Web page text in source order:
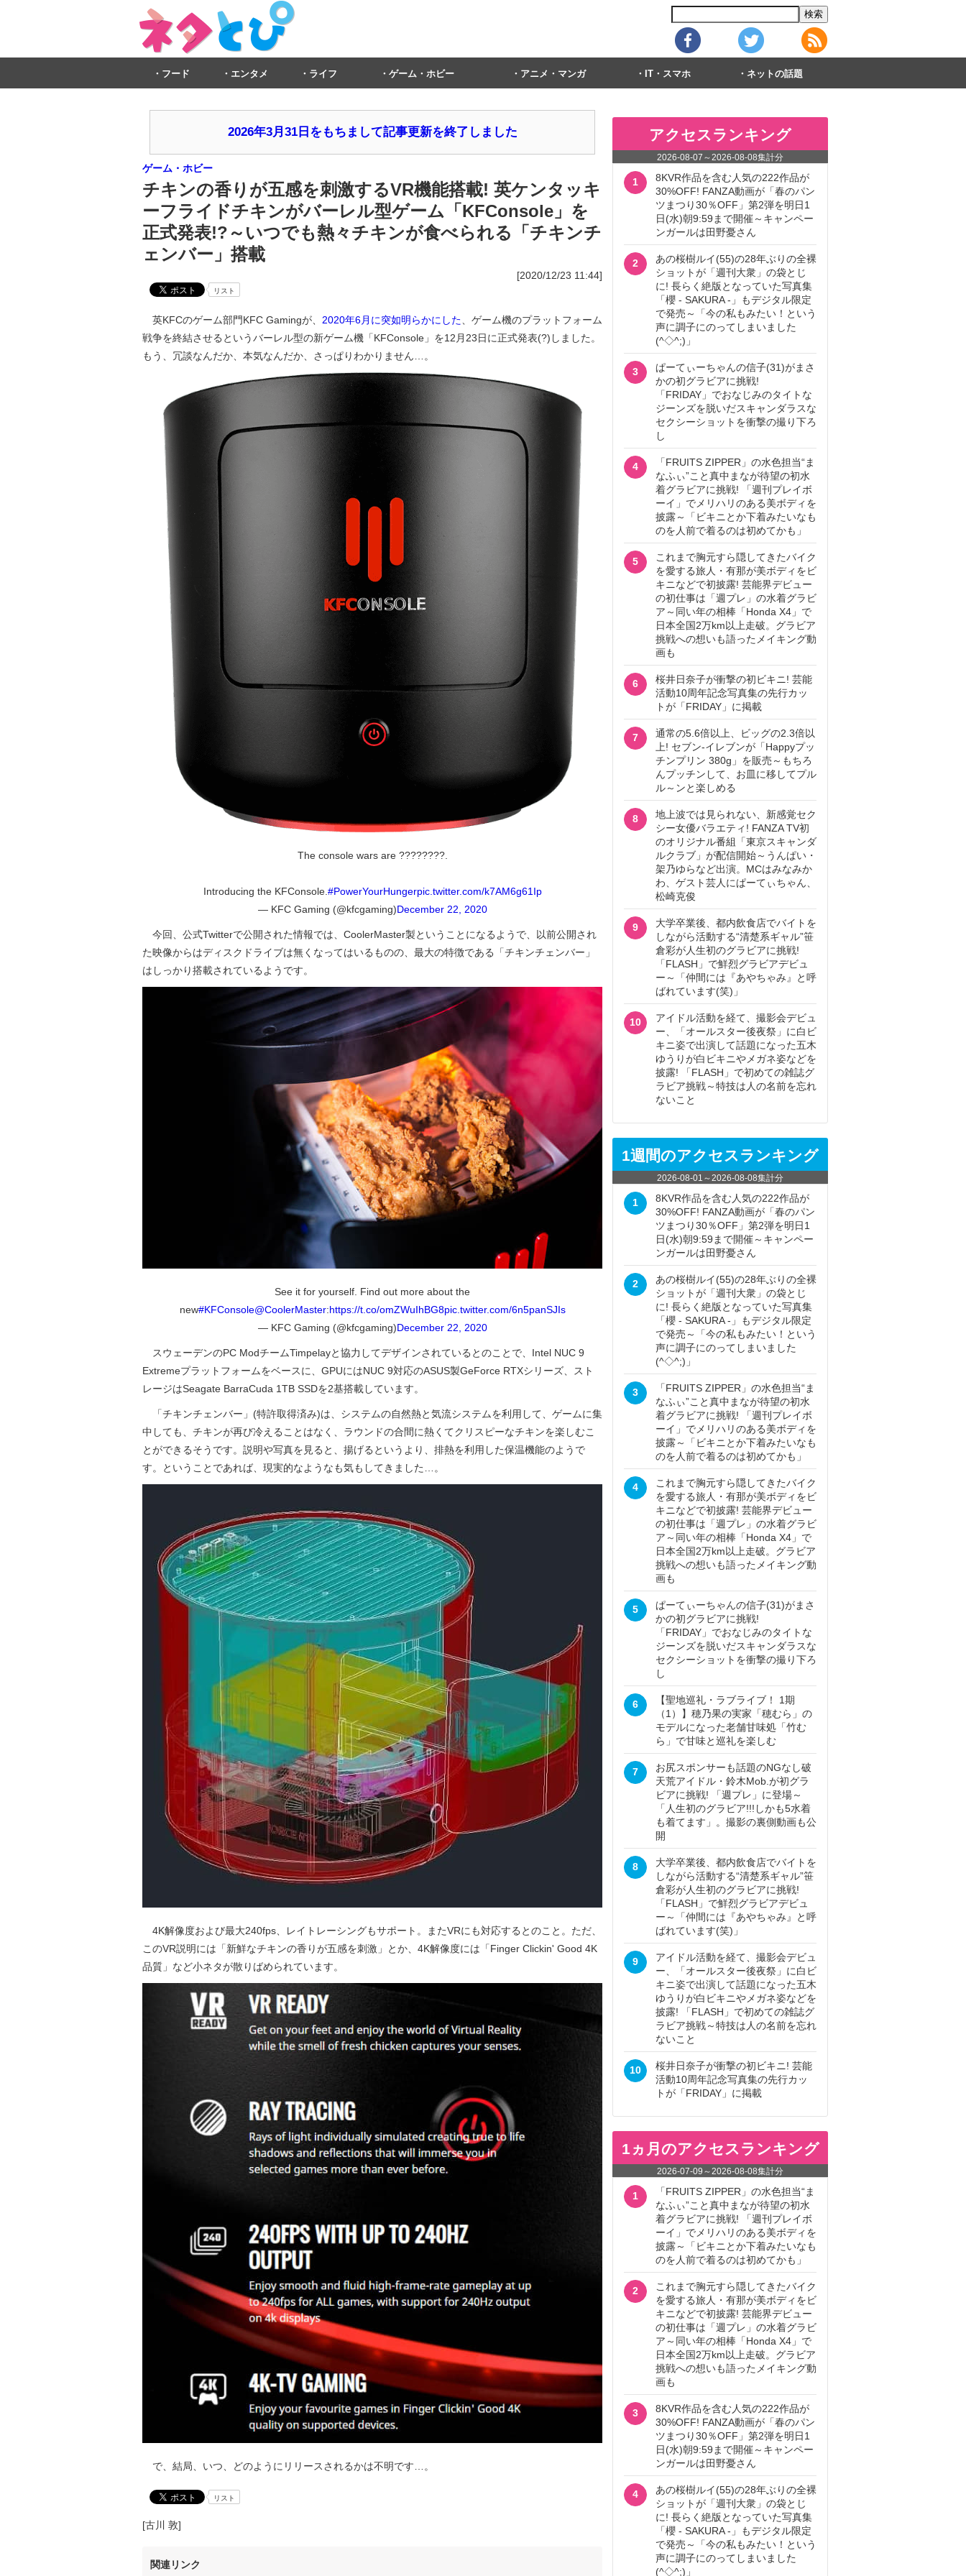
フード エンタメ ライフ ゲーム・ホビー アニメ・マンガ IT・スマホ ネットの話題
2026年3月31日をもちまして記事更新を終了しました
ゲーム・ホビー
チキンの香りが五感を刺激するVR機能搭載! 英ケンタッキ
ーフライドチキンがバーレル型ゲーム「KFConsole」を
正式発表!?～いつでも熱々チキンが食べられる「チキンチ
ェンバー」搭載
[2020/12/23 11:44]
リスト
英KFCのゲーム部門KFC Gamingが、 2020年6月に突如明らかにした 、ゲーム機のプラットフォーム
戦争を終結させるというバーレル型の新ゲーム機「KFConsole」を12月23日に正式発表(?)しました。
もう、冗談なんだか、本気なんだか、さっぱりわかりません…。
The console wars are ????????.
Introducing the KFConsole. #PowerYourHungerpic.twitter.com/k7AM6g61Ip
— KFC Gaming (@kfcgaming)December 22, 2020
今回、公式Twitterで公開された情報では、CoolerMaster製ということになるようで、以前公開され
た映像からはディスクドライブは無くなってはいるものの、最大の特徴である「チキンチェンバー」
はしっかり搭載されているようです。
See it for yourself. Find out more about the
new#KFConsole@CoolerMaster:https://t.co/omZWuIhBG8pic.twitter.com/6n5panSJIs
— KFC Gaming (@kfcgaming)December 22, 2020
スウェーデンのPC ModチームTimpelayと協力してデザインされているとのことで、Intel NUC 9
Extremeプラットフォームをベースに、GPUにはNUC 9対応のASUS製GeForce RTXシリーズ、スト
レージはSeagate BarraCuda 1TB SSDを2基搭載しています。
「チキンチェンバー」(特許取得済み)は、システムの自然熱と気流システムを利用して、ゲームに集
中しても、チキンが再び冷えることはなく、ラウンドの合間に熱くてクリスピーなチキンを楽しむこ
とができるそうです。説明や写真を見ると、揚げるというより、排熱を利用した保温機能のようで
す。ということであれば、現実的なようなも気もしてきました…。
4K解像度および最大240fps、レイトレーシングもサポート。またVRにも対応するとのこと。ただ、
このVR説明には「新鮮なチキンの香りが五感を刺激」とか、4K解像度には「Finger Clickin' Good 4K
品質」など小ネタが散りばめられています。
で、結局、いつ、どのようにリリースされるかは不明です…。
リスト
[古川 敦]
関連リンク
アクセスランキング
2026-08-07 ～2026-08-08集計分
1
8KVR作品を含む人気の222作品が
30%OFF! FANZA動画が「春のパン
ツまつり30％OFF」第2弾を明日1
日(水)朝9:59まで開催～キャンペー
ンガールは田野憂さん
2
あの桜樹ルイ(55)の28年ぶりの全裸
ショットが「週刊大衆」の袋とじ
に! 長らく絶版となっていた写真集
「櫻 - SAKURA -」もデジタル限定
で発売～「今の私もみたい！という
声に調子にのってしまいました
(^◇^;)」
3
ぱーてぃーちゃんの信子(31)がまさ
かの初グラビアに挑戦!
「FRIDAY」でおなじみのタイトな
ジーンズを脱いだスキャンダラスな
セクシーショットを衝撃の撮り下ろ
し
4
「FRUITS ZIPPER」の水色担当“ま
なふぃ”こと真中まなが待望の初水
着グラビアに挑戦! 「週刊プレイボ
ーイ」でメリハリのある美ボディを
披露～「ビキニとか下着みたいなも
のを人前で着るのは初めてかも」
5
これまで胸元すら隠してきたバイク
を愛する旅人・有那が美ボディをビ
キニなどで初披露! 芸能界デビュー
の初仕事は「週プレ」の水着グラビ
ア～同い年の相棒「Honda X4」で
日本全国2万km以上走破。グラビア
挑戦への想いも語ったメイキング動
画も
6
桜井日奈子が衝撃の初ビキニ! 芸能
活動10周年記念写真集の先行カッ
トが「FRIDAY」に掲載
7
通常の5.6倍以上、ビッグの2.3倍以
上! セブン‐イレブンが「Happyプッ
チンプリン 380g」を販売～もちろ
んプッチンして、お皿に移してプル
ル～ンと楽しめる
8
地上波では見られない、新感覚セク
シー女優バラエティ! FANZA TV初
のオリジナル番組「東京スキャンダ
ルクラブ」が配信開始～うんぱい・
架乃ゆらなど出演。MCはみなみか
わ、ゲスト芸人にぱーてぃちゃん、
松崎克俊
9
大学卒業後、都内飲食店でバイトを
しながら活動する“清楚系ギャル”笹
倉彩が人生初のグラビアに挑戦!
「FLASH」で鮮烈グラビアデビュ
ー～「仲間には『あやちゃみ』と呼
ばれています(笑)」
10
アイドル活動を経て、撮影会デビュ
ー、「オールスター後夜祭」に白ビ
キニ姿で出演して話題になった五木
ゆうりが白ビキニやメガネ姿などを
披露! 「FLASH」で初めての雑誌グ
ラビア挑戦～特技は人の名前を忘れ
ないこと
1週間のアクセスランキング
2026-08-01 ～2026-08-08集計分
1
8KVR作品を含む人気の222作品が
30%OFF! FANZA動画が「春のパン
ツまつり30％OFF」第2弾を明日1
日(水)朝9:59まで開催～キャンペー
ンガールは田野憂さん
2
あの桜樹ルイ(55)の28年ぶりの全裸
ショットが「週刊大衆」の袋とじ
に! 長らく絶版となっていた写真集
「櫻 - SAKURA -」もデジタル限定
で発売～「今の私もみたい！という
声に調子にのってしまいました
(^◇^;)」
3
「FRUITS ZIPPER」の水色担当“ま
なふぃ”こと真中まなが待望の初水
着グラビアに挑戦! 「週刊プレイボ
ーイ」でメリハリのある美ボディを
披露～「ビキニとか下着みたいなも
のを人前で着るのは初めてかも」
4
これまで胸元すら隠してきたバイク
を愛する旅人・有那が美ボディをビ
キニなどで初披露! 芸能界デビュー
の初仕事は「週プレ」の水着グラビ
ア～同い年の相棒「Honda X4」で
日本全国2万km以上走破。グラビア
挑戦への想いも語ったメイキング動
画も
5
ぱーてぃーちゃんの信子(31)がまさ
かの初グラビアに挑戦!
「FRIDAY」でおなじみのタイトな
ジーンズを脱いだスキャンダラスな
セクシーショットを衝撃の撮り下ろ
し
6
【聖地巡礼・ラブライブ！ 1期
（1）】穂乃果の実家「穂むら」の
モデルになった老舗甘味処「竹む
ら」で甘味と巡礼を楽しむ
7
お尻スポンサーも話題のNGなし破
天荒アイドル・鈴木Mob.が初グラ
ビアに挑戦! 「週プレ」に登場～
「人生初のグラビア!!!しかも5水着
も着てます」。撮影の裏側動画も公
開
8
大学卒業後、都内飲食店でバイトを
しながら活動する“清楚系ギャル”笹
倉彩が人生初のグラビアに挑戦!
「FLASH」で鮮烈グラビアデビュ
ー～「仲間には『あやちゃみ』と呼
ばれています(笑)」
9
アイドル活動を経て、撮影会デビュ
ー、「オールスター後夜祭」に白ビ
キニ姿で出演して話題になった五木
ゆうりが白ビキニやメガネ姿などを
披露! 「FLASH」で初めての雑誌グ
ラビア挑戦～特技は人の名前を忘れ
ないこと
10
桜井日奈子が衝撃の初ビキニ! 芸能
活動10周年記念写真集の先行カッ
トが「FRIDAY」に掲載
1ヵ月のアクセスランキング
2026-07-09 ～2026-08-08集計分
1
「FRUITS ZIPPER」の水色担当“ま
なふぃ”こと真中まなが待望の初水
着グラビアに挑戦! 「週刊プレイボ
ーイ」でメリハリのある美ボディを
披露～「ビキニとか下着みたいなも
のを人前で着るのは初めてかも」
2
これまで胸元すら隠してきたバイク
を愛する旅人・有那が美ボディをビ
キニなどで初披露! 芸能界デビュー
の初仕事は「週プレ」の水着グラビ
ア～同い年の相棒「Honda X4」で
日本全国2万km以上走破。グラビア
挑戦への想いも語ったメイキング動
画も
3
8KVR作品を含む人気の222作品が
30%OFF! FANZA動画が「春のパン
ツまつり30％OFF」第2弾を明日1
日(水)朝9:59まで開催～キャンペー
ンガールは田野憂さん
4
あの桜樹ルイ(55)の28年ぶりの全裸
ショットが「週刊大衆」の袋とじ
に! 長らく絶版となっていた写真集
「櫻 - SAKURA -」もデジタル限定
で発売～「今の私もみたい！という
声に調子にのってしまいました
(^◇^;)」